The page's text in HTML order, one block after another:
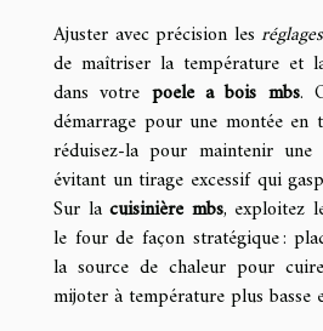
Ajuster avec précision les
de maîtriser la température et
dans votre poele a bois mbs.
démarrage pour une montée en
réduisez-la pour maintenir
évitant un tirage excessif qui
Sur lacuisinière mbs, exploitez
le four de façon stratégique :
la source de chaleur pour
mijoter à température plus basse